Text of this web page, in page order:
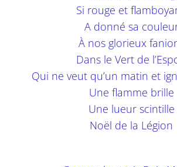
Si rouge et
A donné sa
À nos glorieux
Dans le Vert de
Qui ne veut qu’un matin et
Une flamme brille
Une lueur scintille
Noël de la Légion